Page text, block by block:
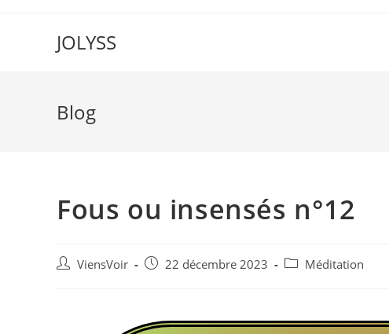
JOLYSS
Blog
Fous ou insensés n°12
ViensVoir 22 décembre 2023 Méditation